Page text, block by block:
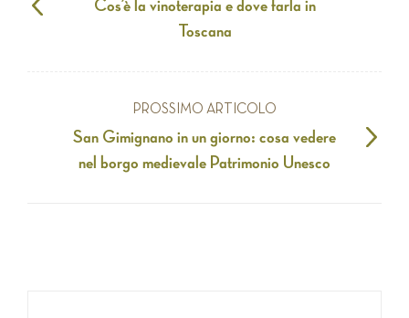
Cos’è la vinoterapia e dove farla in
Toscana
PROSSIMO ARTICOLO
San Gimignano in un giorno: cosa vedere
nel borgo medievale Patrimonio Unesco